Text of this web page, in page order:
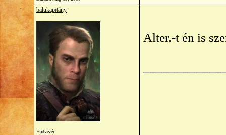
balukapitány
Hadvezér
Alter.-t én is